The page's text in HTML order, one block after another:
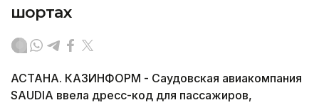
шортах
АСТАНА. КАЗИНФОРМ - Саудовская авиакомпания
SAUDIA ввела дресс-код для пассажиров,